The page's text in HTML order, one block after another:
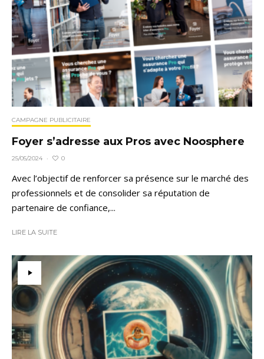
CAMPAGNE PUBLICITAIRE
Foyer s’adresse aux Pros avec Noosphere
25/05/2024 · 0
Avec l’objectif de renforcer sa présence sur le marché des
professionnels et de consolider sa réputation de
partenaire de confiance,...
LIRE LA SUITE